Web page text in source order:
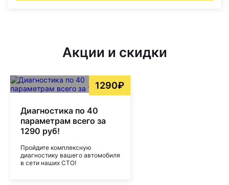
Акции и скидки
1290₽
Диагностика по 40
параметрам всего за
1290 руб!
Пройдите комплексную
диагностику вашего автомобиля
в сети наших СТО!